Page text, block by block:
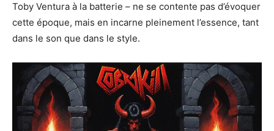
Toby Ventura à la batterie – ne se contente pas d’évoquer
cette époque, mais en incarne pleinement l’essence, tant
dans le son que dans le style.